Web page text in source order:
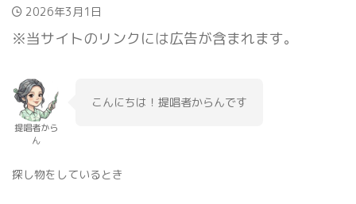
2026年3月1日
※当サイトのリンクには広告が含まれます。
提唱者から
ん
こんにちは！提唱者からんです
探し物をしているとき